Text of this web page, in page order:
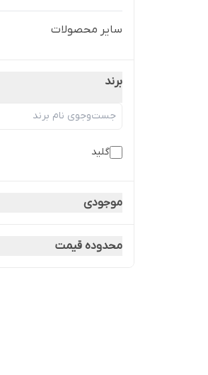
سایر محصولات
برند
گلید
موجودی
محدوده قیمت